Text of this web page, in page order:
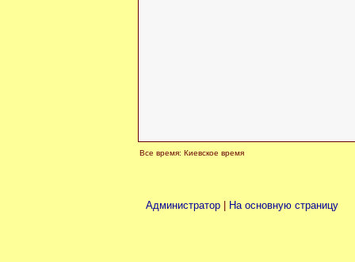
Все время: Киевское время
Администратор На основную страницу